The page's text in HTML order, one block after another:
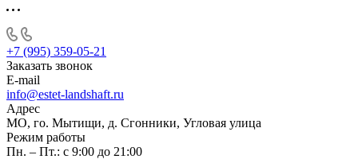
+7 (995) 359-05-21
Заказать звонок
E-mail
info@estet-landshaft.ru
Адрес
МО, го. Мытищи, д. Сгонники, Угловая улица
Режим работы
Пн. – Пт.: с 9:00 до 21:00